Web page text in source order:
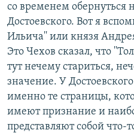
со временем обернуться
Достоевского. Вот я
Ильича'' или князя
Это Чехов сказал, что
тут нечему стариться,
значение. У
именно те страницы,
имеют признание и
представляют собой что-